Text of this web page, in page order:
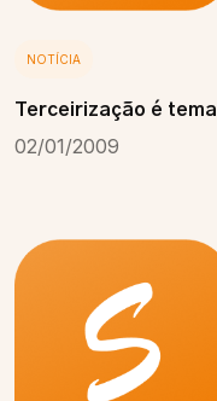
NOTÍCIA
Terceirização é
02/01/2009